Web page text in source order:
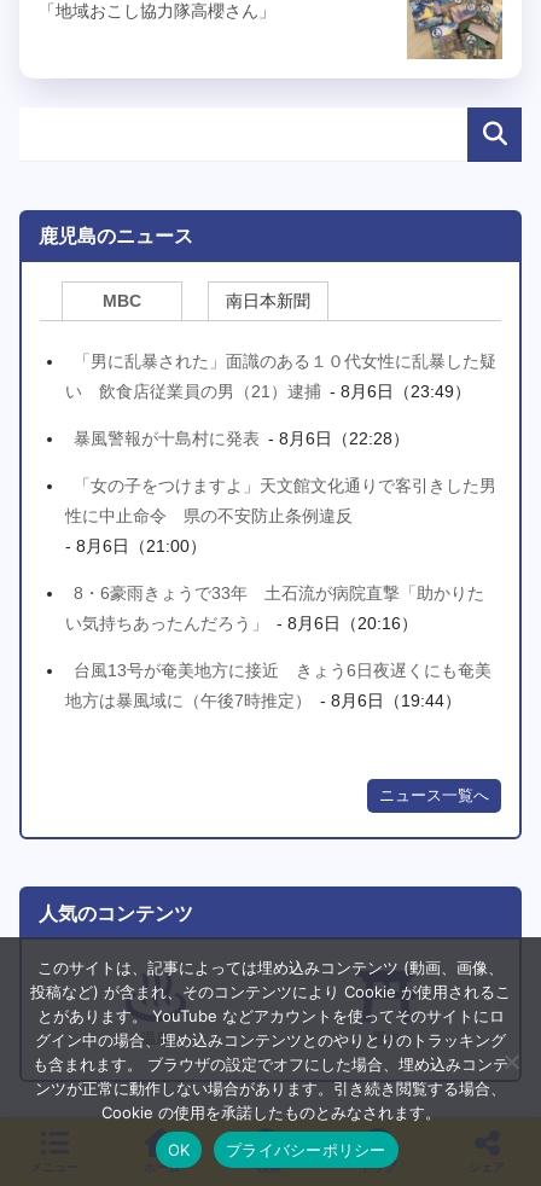
「地域おこし協力隊高櫻さん」
鹿児島のニュース
MBC 南日本新聞
「男に乱暴された」面識のある１０代女性に乱暴した疑
い 飲食店従業員の男（21）逮捕 - 8月6日（23:49）
暴風警報が十島村に発表 - 8月6日（22:28）
「女の子をつけますよ」天文館文化通りで客引きした男
性に中止命令 県の不安防止条例違反
- 8月6日（21:00）
8・6豪雨きょうで33年 土石流が病院直撃「助かりた
い気持ちあったんだろう」
- 8月6日（20:16）
台風13号が奄美地方に接近 きょう6日夜遅くにも奄美
地方は暴風域に（午後7時推定）
- 8月6日（19:44）
ニュース一覧へ
人気のコンテンツ
温泉 歴史
コラボ コンテンツ
ホーム 検索 トップ
このサイトは、記事によっては埋め込みコンテンツ (動画、画像、
投稿など) が含まれ、そのコンテンツにより Cookie が使用されるこ
とがあります。 YouTube などアカウントを使ってそのサイトにロ
グイン中の場合、埋め込みコンテンツとのやりとりのトラッキング
も含まれます。 ブラウザの設定でオフにした場合、埋め込みコンテ
ンツが正常に動作しない場合があります。引き続き閲覧する場合、
Cookie の使用を承諾したものとみなされます。
OK
プライバシーポリシー